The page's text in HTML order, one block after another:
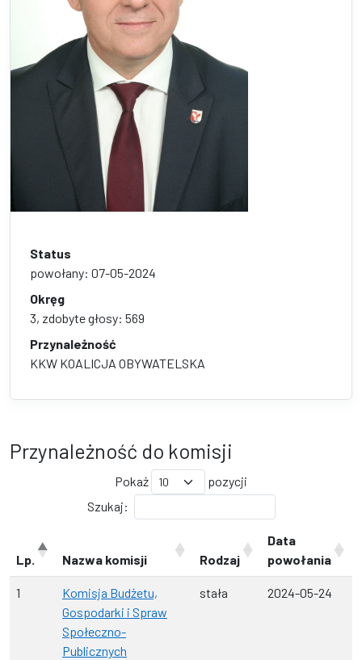
Status
powołany: 07-05-2024
Okręg
3, zdobyte głosy: 569
Przynależność
KKW KOALICJA OBYWATELSKA
Przynależność do komisji
Pokaż
pozycji
Szukaj:
Lp. Nazwa komisji Rodzaj
Data
powołania
1
Komisja Budżetu,
Gospodarki i Spraw
Społeczno-
Publicznych
stała 2024-05-24